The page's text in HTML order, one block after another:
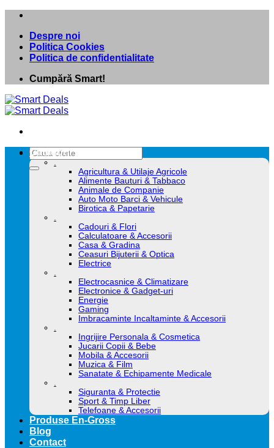
Skip
contentDespre noi
Politica Cookies
Politica de confidentialitate
Cumpără Smart!
Caută
după:
Categorii
.
Agricultura & Utilaje Agricole
Alimente Bauturi & Tabbaco
Animale de Companie
Auto Moto Barci & Vehicule
Birotica & Papetarie
.
Cadouri & Flori
Calculatoare & Accesorii
Casa & Gradina
Ceasuri Bijuterii & Optica
Electrice
.
Electrocasnice & Climatizare
Electronice & Gadget-uri
Energie
Gaming
Imbracaminte Incaltaminte & Accesorii
.
Ingrijire Personala & Cosmetica
Jucarii Copii & Bebe
Mobila & Accesorii
Muzica & Film
Sanatate & Echipamente Medicale
.
Siguranta & Protectie
Sport & Timp Liber
Telefoane & Accesorii
Produse En-Gross
Blog
Contact